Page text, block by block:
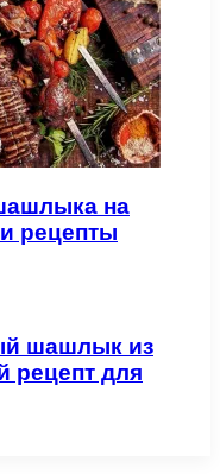
на
рецепты
шашлык из
рецепт для